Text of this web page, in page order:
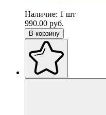
Наличие: 1 шт
990.00 руб.
В корзину